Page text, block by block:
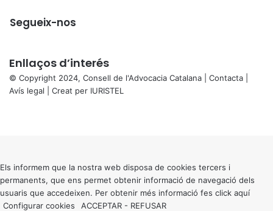
Segueix-nos
Enllaços d’interés
© Copyright 2024, Consell de l'Advocacia Catalana | Contacta
Avís legal | Creat per IURISTEL
button
Els informem que la nostra web disposa de cookies tercers i
permanents, que ens permet obtenir informació de navegació dels
usuaris que accedeixen. Per obtenir més informació fes click aquí
Configurar cookies
ACCEPTAR - REFUSAR